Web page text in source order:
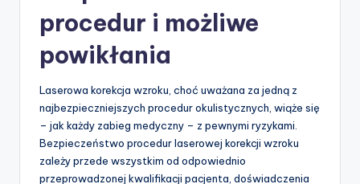
procedur i możliwe
powikłania
Laserowa korekcja wzroku, choć uważana za jedną z
najbezpieczniejszych procedur okulistycznych, wiąże się
– jak każdy zabieg medyczny – z pewnymi ryzykami.
Bezpieczeństwo procedur laserowej korekcji wzroku
zależy przede wszystkim od odpowiednio
przeprowadzonej kwalifikacji pacjenta, doświadczenia